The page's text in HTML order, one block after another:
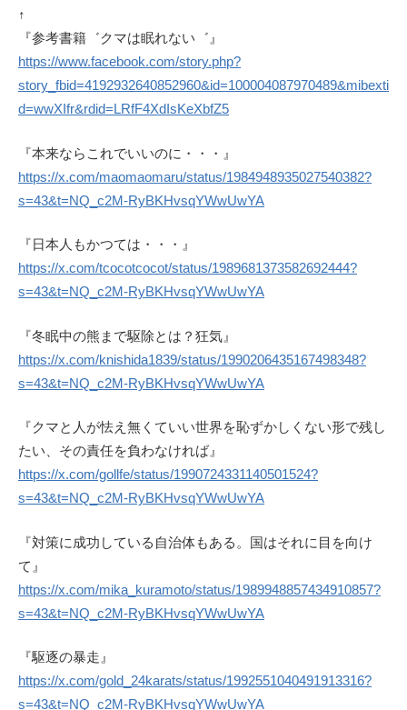
↑
『参考書籍゛クマは眠れない゛』
https://www.facebook.com/story.php?
story_fbid=4192932640852960&id=100004087970489&mibexti
d=wwXIfr&rdid=LRfF4XdIsKeXbfZ5
『本来ならこれでいいのに・・・』
https://x.com/maomaomaru/status/1984948935027540382?
s=43&t=NQ_c2M-RyBKHvsqYWwUwYA
『日本人もかつては・・・』
https://x.com/tcocotcocot/status/1989681373582692444?
s=43&t=NQ_c2M-RyBKHvsqYWwUwYA
『冬眠中の熊まで駆除とは？狂気』
https://x.com/knishida1839/status/1990206435167498348?
s=43&t=NQ_c2M-RyBKHvsqYWwUwYA
『クマと人が怯え無くていい世界を恥ずかしくない形で残し
たい、その責任を負わなければ』
https://x.com/gollfe/status/1990724331140501524?
s=43&t=NQ_c2M-RyBKHvsqYWwUwYA
『対策に成功している自治体もある。国はそれに目を向け
て』
https://x.com/mika_kuramoto/status/1989948857434910857?
s=43&t=NQ_c2M-RyBKHvsqYWwUwYA
『駆逐の暴走』
https://x.com/gold_24karats/status/1992551040491913316?
s=43&t=NQ_c2M-RyBKHvsqYWwUwYA